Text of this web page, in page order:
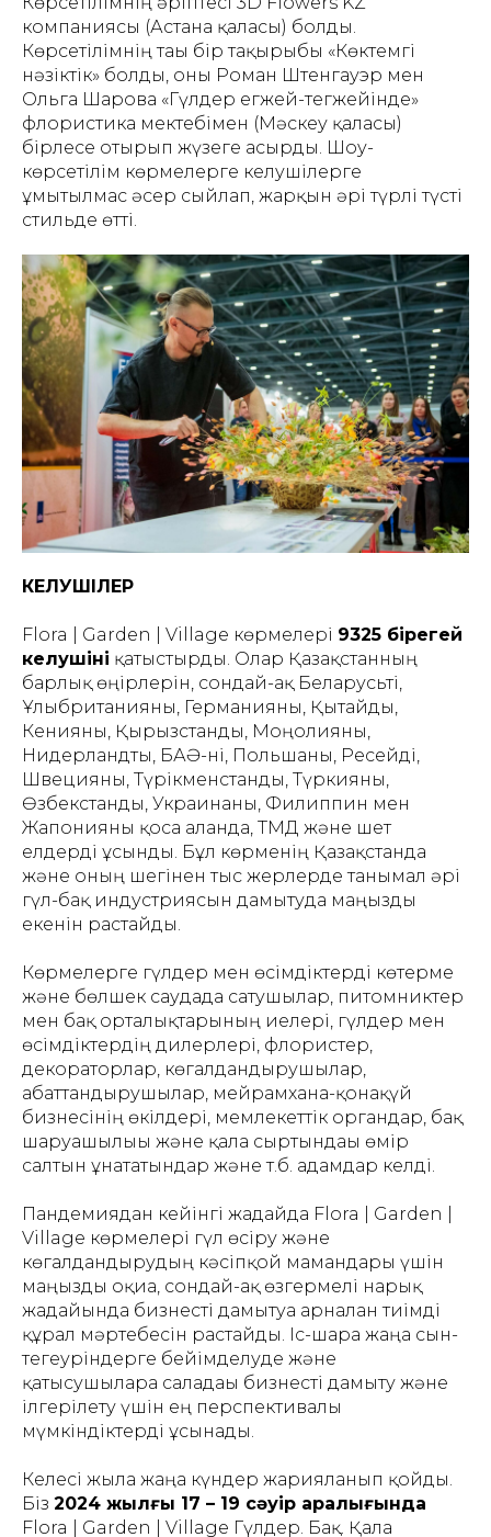
компаниясы (Астана қаласы) болды.
Көрсетілімнің тағы бір тақырыбы «Көктемгі
нәзіктік» болды, оны Роман Штенгауэр мен
Ольга Шарова «Гүлдер егжей-тегжейінде»
флористика мектебімен (Мәскеу қаласы)
бірлесе отырып жүзеге асырды. Шоу-
көрсетілім көрмелерге келушілерге
ұмытылмас әсер сыйлап, жарқын әрі түрлі түсті
стильде өтті.
КЕЛУШІЛЕР
Flora | Garden | Village көрмелері 9325 бірегей
келушіні қатыстырды. Олар Қазақстанның
барлық өңірлерін, сондай-ақ Беларусьті,
Ұлыбританияны, Германияны, Қытайды,
Кенияны, Қырғызстанды, Моңғолияны,
Нидерландты, БАӘ-ні, Польшаны, Ресейді,
Швецияны, Түрікменстанды, Түркияны,
Өзбекстанды, Украинаны, Филиппин мен
Жапонияны қоса алғанда, ТМД және шет
елдерді ұсынды. Бұл көрменің Қазақстанда
және оның шегінен тыс жерлерде танымал әрі
гүл-бақ индустриясын дамытуда маңызды
екенін растайды.
Көрмелерге гүлдер мен өсімдіктерді көтерме
және бөлшек саудада сатушылар, питомниктер
мен бақ орталықтарының иелері, гүлдер мен
өсімдіктердің дилерлері, флористер,
декораторлар, көгалдандырушылар,
абаттандырушылар, мейрамхана-қонақүй
бизнесінің өкілдері, мемлекеттік органдар, бақ
шаруашылығы және қала сыртындағы өмір
салтын ұнататындар және т.б. адамдар келді.
Пандемиядан кейінгі жағдайда Flora | Garden |
Village көрмелері гүл өсіру және
көгалдандырудың кәсіпқой мамандары үшін
маңызды оқиға, сондай-ақ өзгермелі нарық
жағдайында бизнесті дамытуға арналған тиімді
құрал мәртебесін растайды. Іс-шара жаңа сын-
тегеуріндерге бейімделуде және
қатысушыларға саладағы бизнесті дамыту және
ілгерілету үшін ең перспективалы
мүмкіндіктерді ұсынады.
Келесі жылға жаңа күндер жарияланып қойды.
Біз 2024 жылғы 17 – 19 сәуір аралығында
Flora | Garden | Village Гүлдер. Бақ. Қала